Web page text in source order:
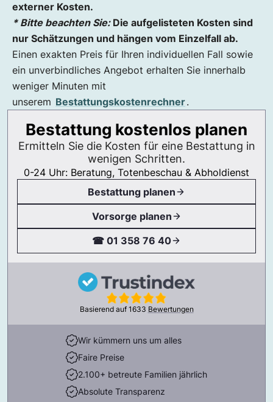
externer Kosten.
* Bitte beachten Sie: Die aufgelisteten Kosten sind
nur Schätzungen und hängen vom Einzelfall ab.
Einen exakten Preis für Ihren individuellen Fall sowie
ein unverbindliches Angebot erhalten Sie innerhalb
weniger Minuten mit
unserem Bestattungskostenrechner.
Bestattung kostenlos planen
Ermitteln Sie die Kosten für eine Bestattung in
wenigen Schritten.
0-24 Uhr: Beratung, Totenbeschau & Abholdienst
Bestattung planen
Vorsorge planen
☎ 01 358 76 40
Basierend auf 1633 Bewertungen
Wir kümmern uns um alles
Faire Preise
2.100+ betreute Familien jährlich
Absolute Transparenz